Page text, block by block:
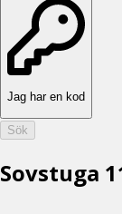
Jag har en kod
Sök
Sovstuga